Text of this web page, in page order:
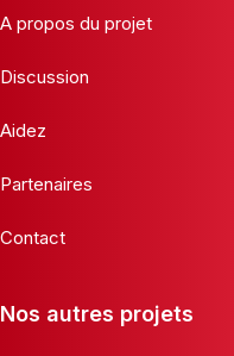
A propos du projet
Discussion
Aidez
Partenaires
Contact
Nos autres projets